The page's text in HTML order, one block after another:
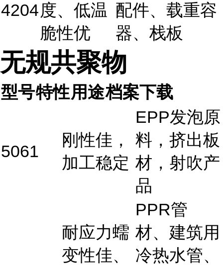
4204度、低温
脆性优
配件、载重容
器、栈板
无规共聚物
型号特性用途档案下载
5061
刚性佳，
加工稳定
EPP发泡原
料，挤出板
材，射吹产
品
耐应力蠕
变性佳、
PPR管
材、建筑用
冷热水管、